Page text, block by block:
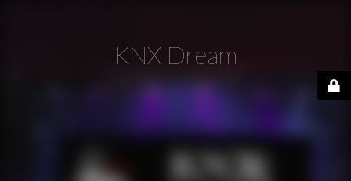
KNX Dream